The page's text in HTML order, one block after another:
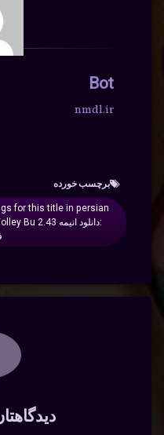
Bot
nmdl.ir
برچسب‌ خورده
for this title in persian